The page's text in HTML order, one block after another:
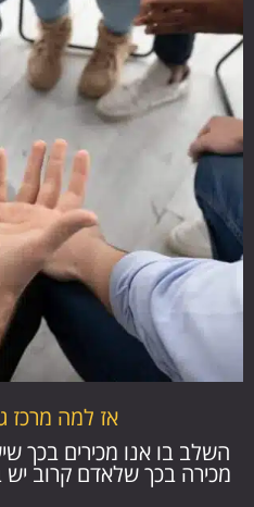
אז למה מרכז
השלב בו אנו מכירים בכך
מכירה בכך שלאדם קרוב